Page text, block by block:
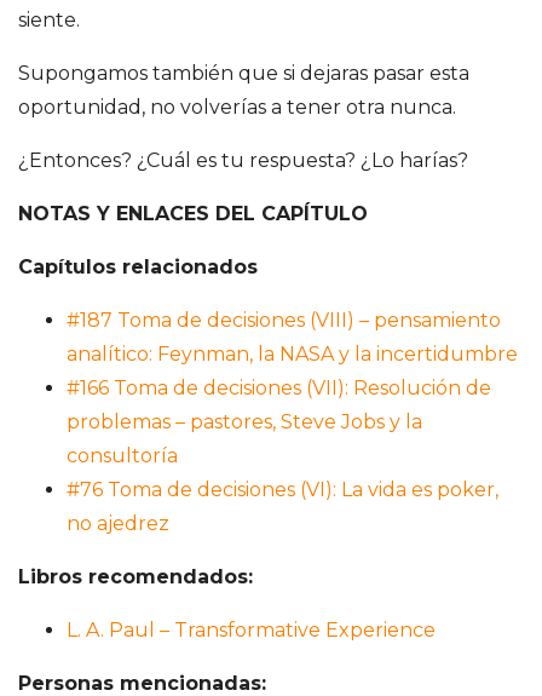
siente.
Supongamos también que si dejaras pasar esta
oportunidad, no volverías a tener otra nunca.
¿Entonces? ¿Cuál es tu respuesta? ¿Lo harías?
NOTAS Y ENLACES DEL CAPÍTULO
Capítulos relacionados
#187 Toma de decisiones (VIII) – pensamiento
analítico: Feynman, la NASA y la incertidumbre
#166 Toma de decisiones (VII): Resolución de
problemas – pastores, Steve Jobs y la
consultoría
#76 Toma de decisiones (VI): La vida es poker,
no ajedrez
Libros recomendados:
L. A. Paul – Transformative Experience
Personas mencionadas: